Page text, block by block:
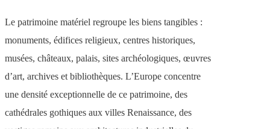
Le patrimoine matériel regroupe les biens tangibles :
monuments, édifices religieux, centres historiques,
musées, châteaux, palais, sites archéologiques, œuvres
d’art, archives et bibliothèques. L’Europe concentre
une densité exceptionnelle de ce patrimoine, des
cathédrales gothiques aux villes Renaissance, des